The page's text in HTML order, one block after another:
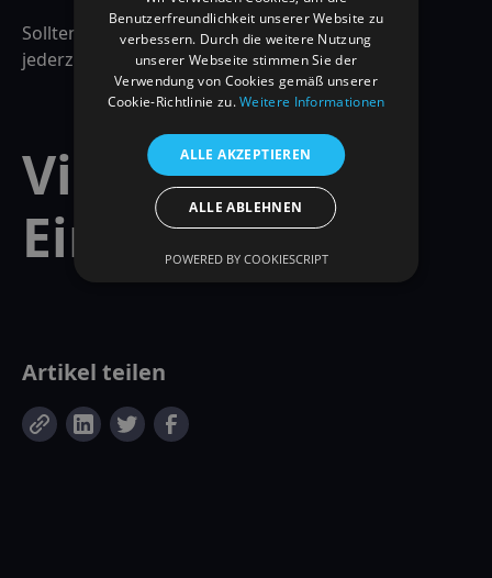
Artikel teilen
Sollten Sie noch Fragen haben, können Sie mich
jederzeit kontaktieren.
Viel Spaß beim
Einkaufen!
Benutzerfreundlichkeit unserer Website zu
verbessern. Durch die weitere Nutzung
unserer Webseite stimmen Sie der
Verwendung von Cookies gemäß unserer
Cookie-Richtlinie zu.Weitere Informationen
ALLE AKZEPTIEREN
ALLE ABLEHNEN
POWERED BY COOKIESCRIPT